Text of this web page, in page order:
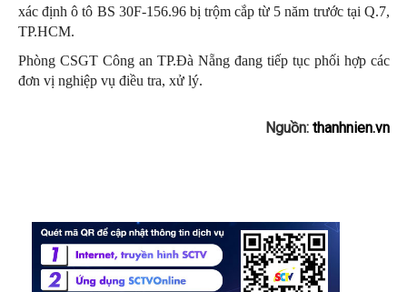
xác định ô tô BS 30F-156.96 bị trộm cắp từ 5 năm trước tại Q.7,
TP.HCM.
Phòng CSGT Công an TP.Đà Nẵng đang tiếp tục phối hợp các
đơn vị nghiệp vụ điều tra, xử lý.
Nguồn: thanhnien.vn